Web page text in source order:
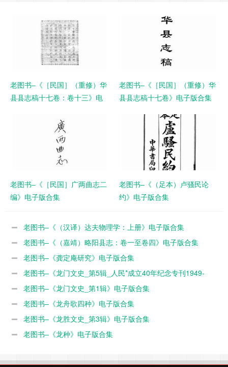
老图书–《［民国］（重修）华
县县志稿十七卷：卷十三》电
老图书–《［民国］（重修）华
县县志稿十七卷》电子版合集
老图书–《［民国］广两曲志二
编》电子版合集
老图书–《（足本）卢骚民论
约》电子版合集
老图书–《（汉译）达夫物理学：上册》电子版合集
老图书–《（嘉靖）略阳县志：卷一至卷四》电子版合集
老图书–《龚定庵研究》电子版合集
老图书–《龙门文史_第5辑_人民*成立40年纪念专刊1949-
1989》电子版合集
老图书–《龙门文史_第1辑》电子版合集
老图书–《龙舟歌四种》电子版合集
老图书–《龙胜文史_第3辑》电子版合集
老图书–《龙种》电子版合集